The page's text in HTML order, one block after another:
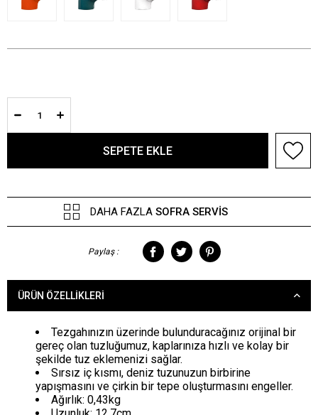
DAHA FAZLA SOFRA SERVIS
Paylaş :
ÜRÜN ÖZELLIKLERI
Tezgahınızın üzerinde bulunduracağınız orijinal bir
gereç olan tuzluğumuz, kaplarınıza hızlı ve kolay bir
şekilde tuz eklemenizi sağlar.
Sırsız iç kısmı, deniz tuzunuzun birbirine
yapışmasını ve çirkin bir tepe oluşturmasını engeller.
Ağırlık: 0,43kg